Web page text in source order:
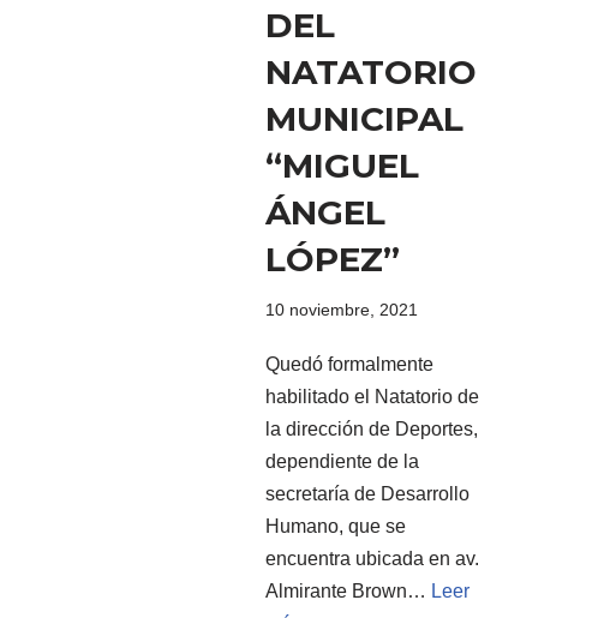
DEL
NATATORIO
MUNICIPAL
“MIGUEL
ÁNGEL
LÓPEZ”
10 noviembre, 2021
Quedó formalmente
habilitado el Natatorio de
la dirección de Deportes,
dependiente de la
secretaría de Desarrollo
Humano, que se
encuentra ubicada en av.
Almirante Brown… Leer